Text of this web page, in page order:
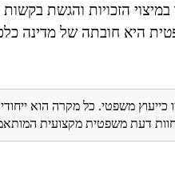
הזכויות והגשת
היא חובתה של מדינה
כייעוץ משפטי. כל מקרה הוא
חוות דעת משפטית מקצועית